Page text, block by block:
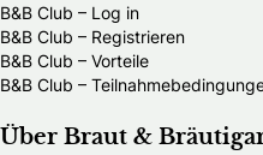
B&B Club – Log in
B&B Club – Registrieren
B&B Club – Vorteile
B&B Club –
Über Braut &